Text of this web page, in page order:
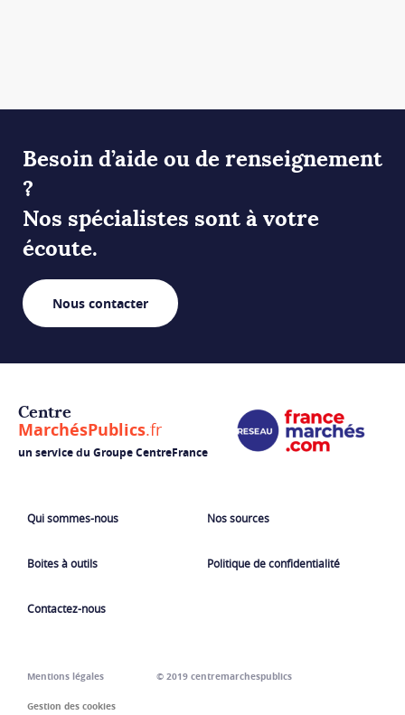
Besoin d’aide ou de renseignement
?
Nos spécialistes sont à votre
écoute.
Nous contacter
Centre
MarchésPublics.fr
un service du Groupe CentreFrance
Qui sommes-nous Nos sources
Boites à outils Politique de confidentialité
Contactez-nous
Mentions légales © 2019 centremarchespublics
Gestion des cookies